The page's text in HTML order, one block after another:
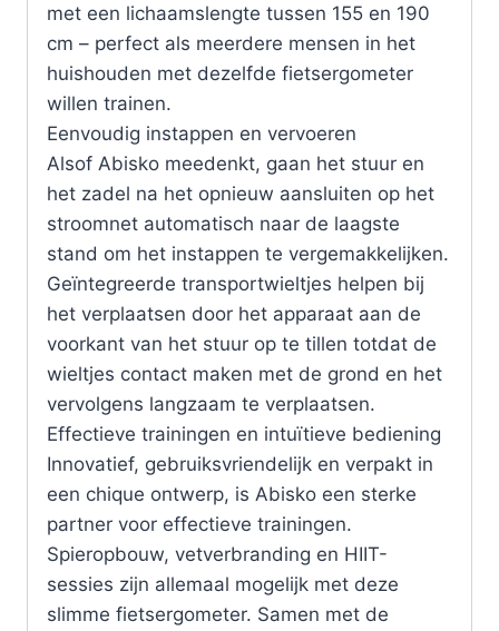
met een lichaamslengte tussen 155 en 190
cm – perfect als meerdere mensen in het
huishouden met dezelfde fietsergometer
willen trainen.
Eenvoudig instappen en vervoeren
Alsof Abisko meedenkt, gaan het stuur en
het zadel na het opnieuw aansluiten op het
stroomnet automatisch naar de laagste
stand om het instappen te vergemakkelijken.
Geïntegreerde transportwieltjes helpen bij
het verplaatsen door het apparaat aan de
voorkant van het stuur op te tillen totdat de
wieltjes contact maken met de grond en het
vervolgens langzaam te verplaatsen.
Effectieve trainingen en intuïtieve bediening
Innovatief, gebruiksvriendelijk en verpakt in
een chique ontwerp, is Abisko een sterke
partner voor effectieve trainingen.
Spieropbouw, vetverbranding en HIIT-
sessies zijn allemaal mogelijk met deze
slimme fietsergometer. Samen met de